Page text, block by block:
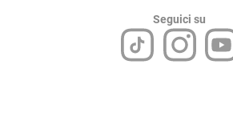
Seguici su